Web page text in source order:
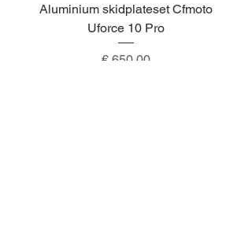
Aluminium skidplateset Cfmoto
Uforce 10 Pro
Prijs
€ 650,00